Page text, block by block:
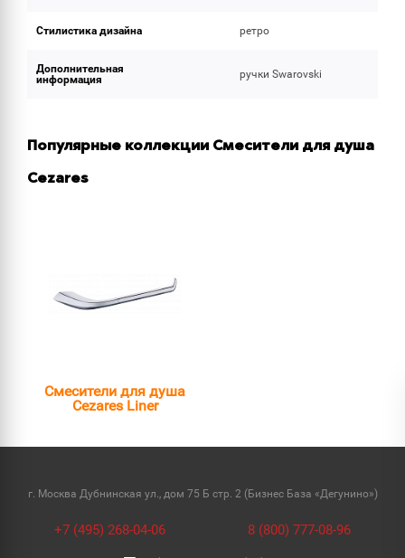
Стилистика дизайна ретро
Дополнительная
информация
ручки Swarovski
Популярные коллекции Смесители для душа
Cezares
Смесители для душа
Cezares Liner
г. Москва Дубнинская ул., дом 75 Б стр. 2 (Бизнес База «Дегунино»)
+7 (495) 268-04-06 8 (800) 777-08-96